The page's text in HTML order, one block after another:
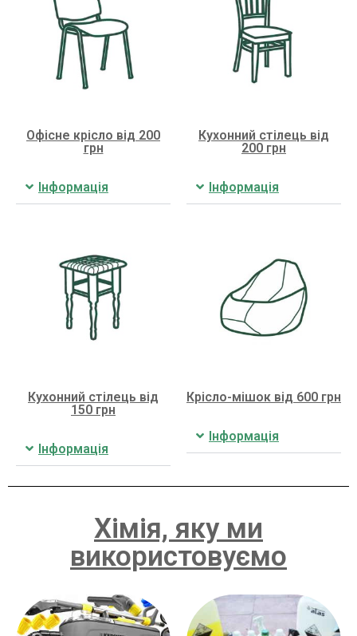
Офісне крісло від 200
грн
Інформація
Кухонний стілець від
200 грн
Інформація
Кухонний стілець від
150 грн
Інформація
Крісло-мішок від 600 грн
Інформація
Хімія, яку ми
використовуємо